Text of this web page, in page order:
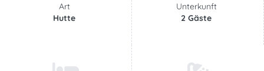
Art
Hutte
Unterkunft
2 Gäste